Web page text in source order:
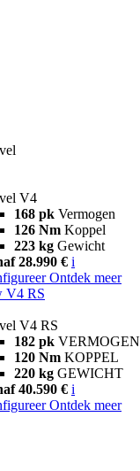
V4
168 pk Vermogen
126 Nm Koppel
223 kg Gewicht
28.990 € i
Ontdek meer
V4 RS
V4 RS
182 pk VERMOGEN
120 Nm KOPPEL
220 kg GEWICHT
40.590 € i
Ontdek meer